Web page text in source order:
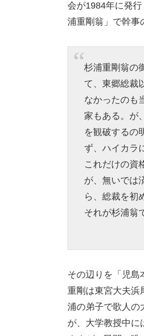
会が1984年に発
浦重剛翁」で幹事
杉浦重剛翁の
て、東郷総裁
なかったのも
家もある。が
を観破するの
ず、ハイカラ
これだけの資
が、無いでは
ら、総裁を初
それが杉浦翁
その辺りを「児島
重剛は東宮大夫浜
浦の弟子で歌人の
が、大学教授中に